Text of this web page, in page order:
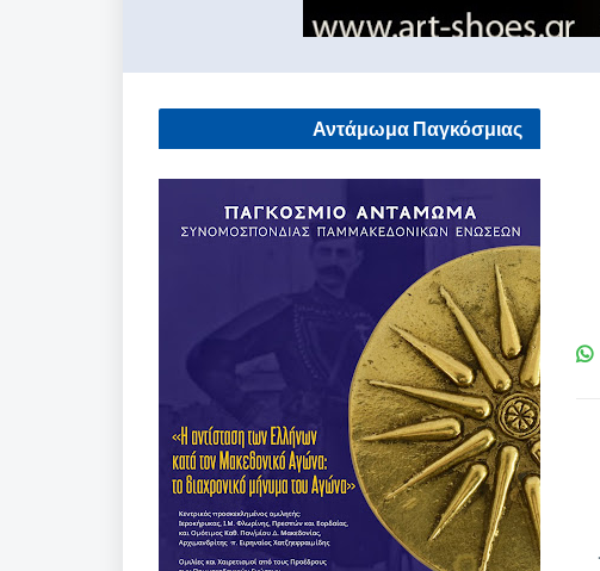
Αντάμωμα Παγκόσμιας
Συνομοσπονδίας Παμμακεδονικών
Ενώσεων